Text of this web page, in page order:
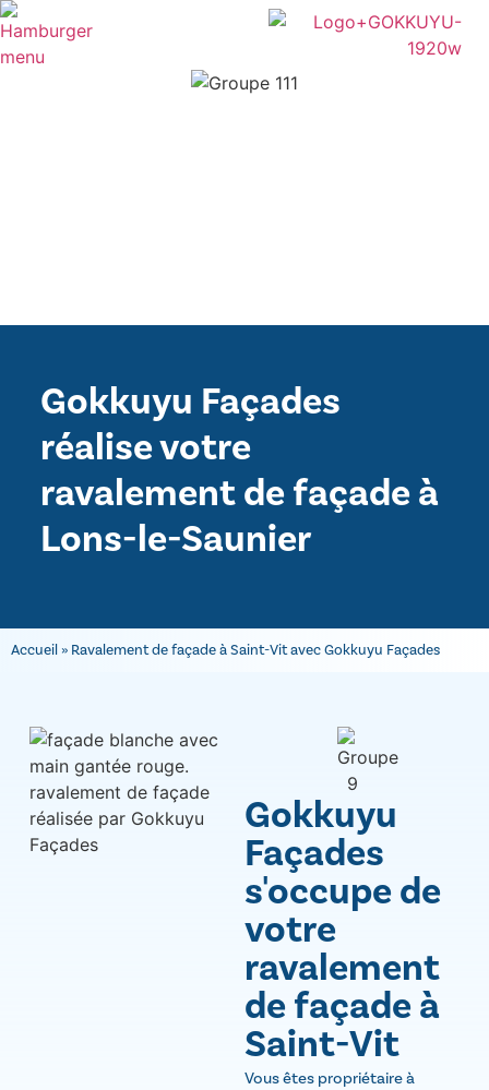
Gokkuyu Façades
réalise votre
ravalement de façade à
Lons-le-Saunier
Accueil» Ravalement de façade à Saint-Vit avec Gokkuyu Façades
Gokkuyu
Façades
s'occupe de
votre
ravalement
de façade à
Saint-Vit
Vous êtes propriétaire à